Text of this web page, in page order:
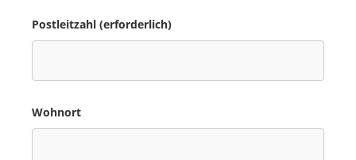
Postleitzahl (erforderlich)
Wohnort